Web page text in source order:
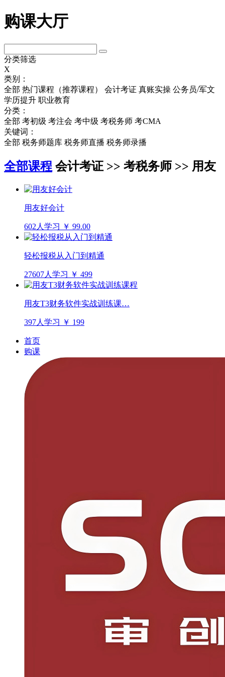
购课大厅
分类筛选
X
类别：
全部 热门课程（推荐课程） 会计考证 真账实操 公务员/军文
学历提升 职业教育
分类：
全部 考初级 考注会 考中级 考税务师 考CMA
关键词：
全部 税务师题库 税务师直播 税务师录播
全部课程 会计考证 >> 考税务师 >> 用友
用友好会计
602人学习 ￥ 99.00
轻松报税从入门到精通
27607人学习 ￥ 499
用友T3财务软件实战训练课…
397人学习 ￥ 199
首页
购课